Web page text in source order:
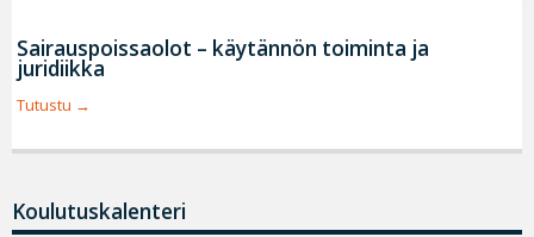
Sairauspoissaolot – käytännön toiminta ja
juridiikka
Tutustu
Koulutuskalenteri